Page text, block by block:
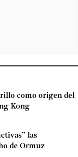
como origen del
Kong
las
de Ormuz